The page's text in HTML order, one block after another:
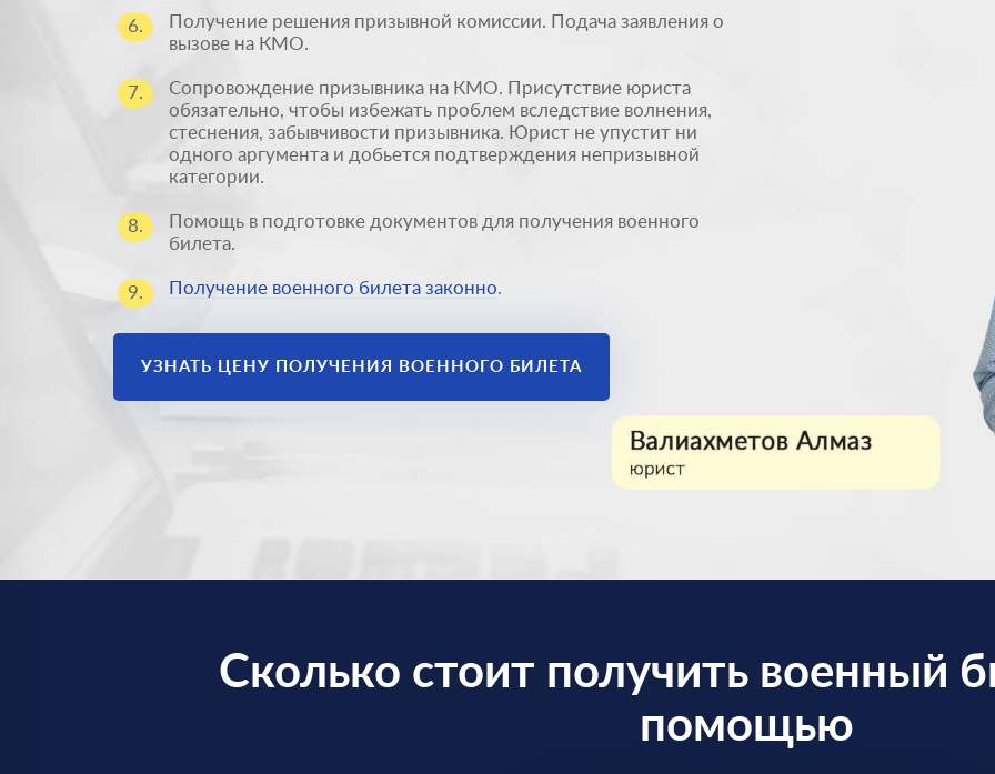
6.
Получение решения призывной комиссии. Подача заявления о
вызове на КМО.
7.
Сопровождение призывника на КМО. Присутствие юриста
обязательно, чтобы избежать проблем вследствие волнения,
стеснения, забывчивости призывника. Юрист не упустит ни
одного аргумента и добьется подтверждения непризывной
категории.
8.
Помощь в подготовке документов для получения военного
билета.
9. Получение военного билета законно.
УЗНАТЬ ЦЕНУ ПОЛУЧЕНИЯ ВОЕННОГО БИЛЕТА
Сколько стоит получить военный
помощью